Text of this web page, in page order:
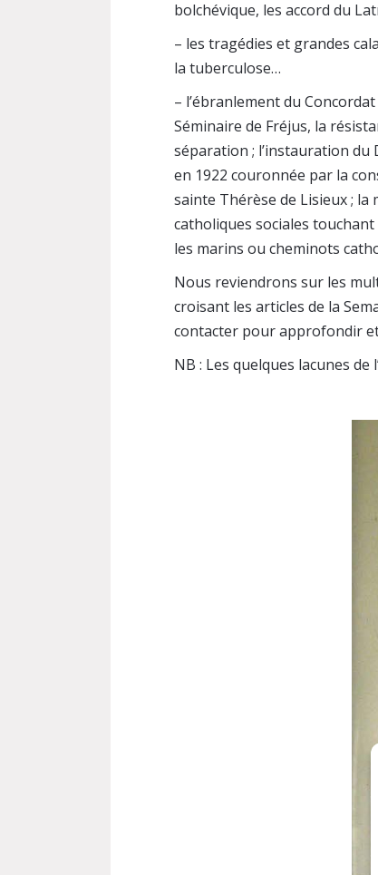
bolchévique, les accord du
– les tragédies et grandes
la tuberculose…
– l’ébranlement du
Séminaire de Fréjus, la
séparation ; l’instauration du
en 1922 couronnée par la
sainte Thérèse de Lisieux ;
catholiques sociales
les marins ou cheminots
Nous reviendrons sur les
croisant les articles de la
contacter pour approfondir
NB : Les quelques lacunes